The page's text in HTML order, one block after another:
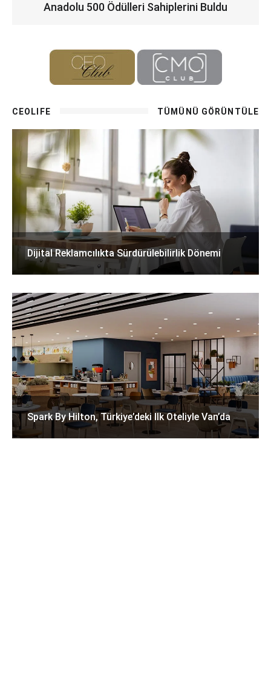
Anadolu 500 Ödülleri Sahiplerini Buldu
CEOLIFE TÜMÜNÜ GÖRÜNTÜLE
Dijital Reklamcılıkta Sürdürülebilirlik Dönemi
Spark By Hilton, Türkiye’deki Ilk Oteliyle Van’da